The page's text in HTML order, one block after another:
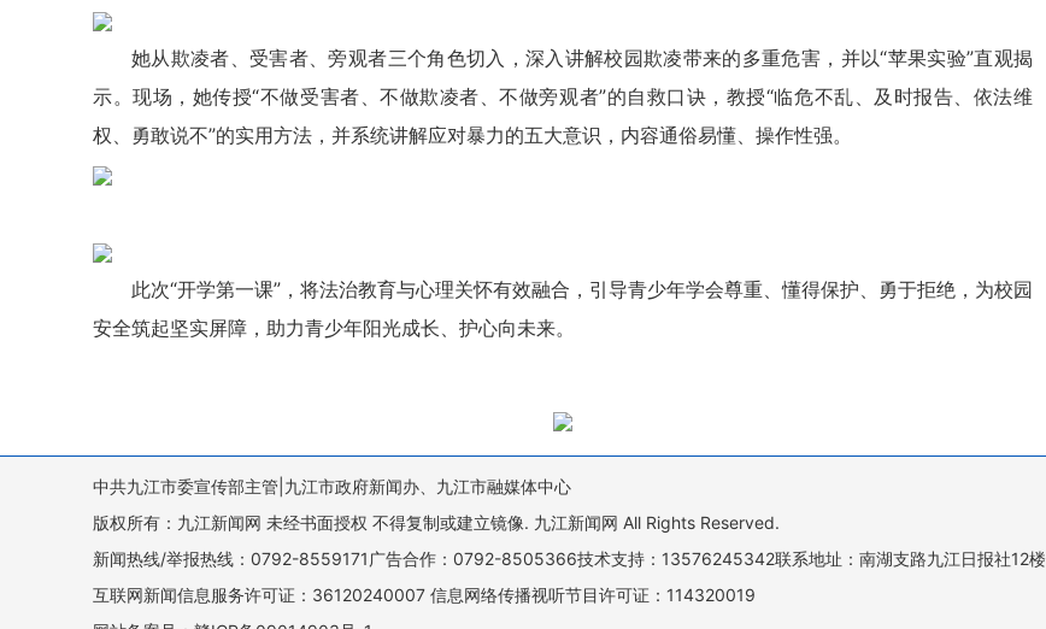
她从欺凌者、受害者、旁观者三个角色切入，深入讲解校园欺凌带来的多重危害，并以“苹果实验”直观揭
示。现场，她传授“不做受害者、不做欺凌者、不做旁观者”的自救口诀，教授“临危不乱、及时报告、依法维
权、勇敢说不”的实用方法，并系统讲解应对暴力的五大意识，内容通俗易懂、操作性强。
此次“开学第一课”，将法治教育与心理关怀有效融合，引导青少年学会尊重、懂得保护、勇于拒绝，为校园
安全筑起坚实屏障，助力青少年阳光成长、护心向未来。
中共九江市委宣传部主管|九江市政府新闻办、九江市融媒体中心
版权所有：九江新闻网 未经书面授权 不得复制或建立镜像. 九江新闻网 All Rights Reserved.
新闻热线/举报热线：0792-8559171广告合作：0792-8505366技术支持：13576245342联系地址：南湖支路九江日报社12楼
互联网新闻信息服务许可证：36120240007 信息网络传播视听节目许可证：114320019